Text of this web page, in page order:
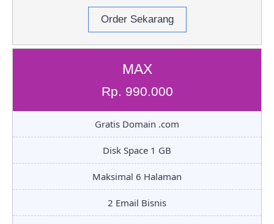
Order Sekarang
MAX
Rp. 990.000
Gratis Domain .com
Disk Space 1 GB
Maksimal 6 Halaman
2 Email Bisnis